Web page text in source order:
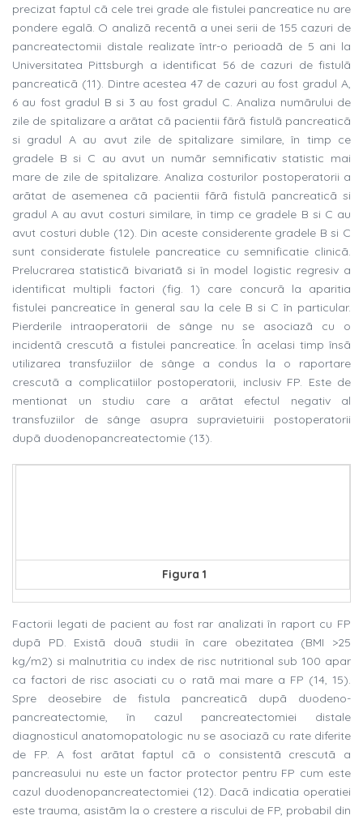
precizat faptul cã cele trei grade ale fistulei pancreatice nu are
pondere egalã. O analizã recentã a unei serii de 155 cazuri de
pancreatectomii distale realizate într-o perioadã de 5 ani la
Universitatea Pittsburgh a identificat 56 de cazuri de fistulã
pancreaticã (11). Dintre acestea 47 de cazuri au fost gradul A,
6 au fost gradul B si 3 au fost gradul C. Analiza numãrului de
zile de spitalizare a arãtat cã pacientii fãrã fistulã pancreaticã
si gradul A au avut zile de spitalizare similare, în timp ce
gradele B si C au avut un numãr semnificativ statistic mai
mare de zile de spitalizare. Analiza costurilor postoperatorii a
arãtat de asemenea cã pacientii fãrã fistulã pancreaticã si
gradul A au avut costuri similare, în timp ce gradele B si C au
avut costuri duble (12). Din aceste considerente gradele B si C
sunt considerate fistulele pancreatice cu semnificatie clinicã.
Prelucrarea statisticã bivariatã si în model logistic regresiv a
identificat multipli factori (fig. 1) care concurã la aparitia
fistulei pancreatice în general sau la cele B si C în particular.
Pierderile intraoperatorii de sânge nu se asociazã cu o
incidentã crescutã a fistulei pancreatice. În acelasi timp însã
utilizarea transfuziilor de sânge a condus la o raportare
crescutã a complicatiilor postoperatorii, inclusiv FP. Este de
mentionat un studiu care a arãtat efectul negativ al
transfuziilor de sânge asupra supravietuirii postoperatorii
dupã duodenopancreatectomie (13).
Figura 1
Factorii legati de pacient au fost rar analizati în raport cu FP
dupã PD. Existã douã studii în care obezitatea (BMI >25
kg/m2) si malnutritia cu index de risc nutritional sub 100 apar
ca factori de risc asociati cu o ratã mai mare a FP (14, 15).
Spre deosebire de fistula pancreaticã dupã duodeno-
pancreatectomie, în cazul pancreatectomiei distale
diagnosticul anatomopatologic nu se asociazã cu rate diferite
de FP. A fost arãtat faptul cã o consistentã crescutã a
pancreasului nu este un factor protector pentru FP cum este
cazul duodenopancreatectomiei (12). Dacã indicatia operatiei
este trauma, asistãm la o crestere a riscului de FP, probabil din